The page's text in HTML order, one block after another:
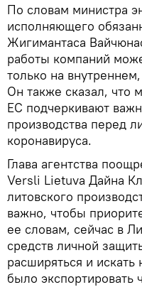
По словам министра
исполняющего
Жигимантаса
работы компаний
только на
Он также сказал, что
ЕС подчеркивают
производства перед
коронавируса.
Глава агентства
Versli Lietuva Дайна
литовского
важно, чтобы
ее словам, сейчас в
средств личной
расширяться и
было экспортировать